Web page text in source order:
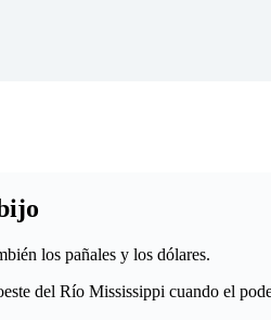
los pañales y los dólares.
del Río Mississippi cuando el